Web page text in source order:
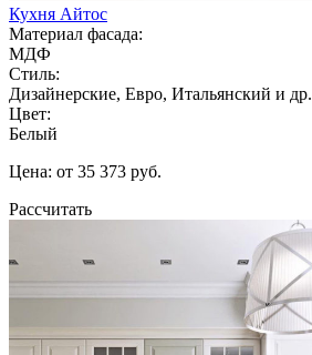
Кухня Айтос
Материал фасада:
МДФ
Стиль:
Дизайнерские, Евро, Итальянский и др.
Цвет:
Белый
Цена: от 35 373 руб.
Рассчитать